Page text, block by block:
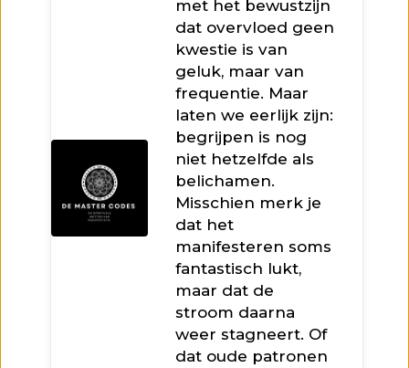
met het bewustzijn
dat overvloed geen
kwestie is van
geluk, maar van
frequentie. Maar
laten we eerlijk zijn:
begrijpen is nog
niet hetzelfde als
belichamen.
Misschien merk je
dat het
manifesteren soms
fantastisch lukt,
maar dat de
stroom daarna
weer stagneert. Of
dat oude patronen